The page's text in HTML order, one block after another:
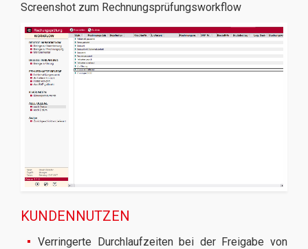
Screenshot zum Rechnungsprüfungsworkflow
KUNDENNUTZEN
Verringerte Durchlaufzeiten bei der Freigabe von